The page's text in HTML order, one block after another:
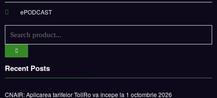
ePODCAST
Recent Posts
CNAIR: Aplicarea tarifelor TollRo va începe la 1 octombrie 2026